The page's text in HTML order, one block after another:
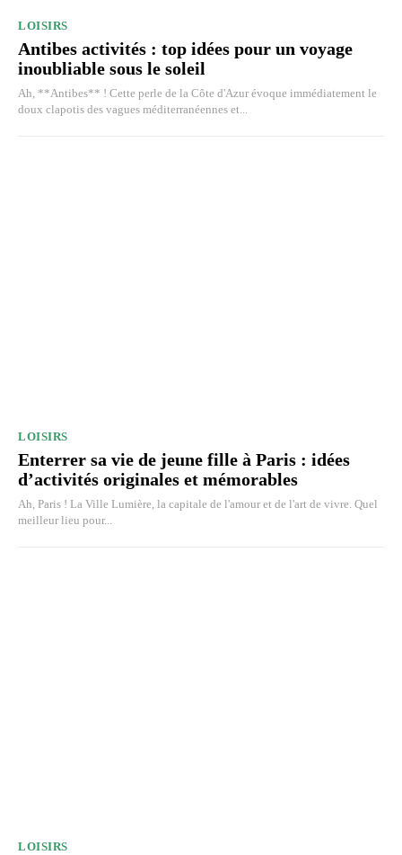
LOISIRS
Antibes activités : top idées pour un voyage
inoubliable sous le soleil
Ah, **Antibes** ! Cette perle de la Côte d'Azur évoque immédiatement le
doux clapotis des vagues méditerranéennes et...
LOISIRS
Enterrer sa vie de jeune fille à Paris : idées
d’activités originales et mémorables
Ah, Paris ! La Ville Lumière, la capitale de l'amour et de l'art de vivre. Quel
meilleur lieu pour...
LOISIRS